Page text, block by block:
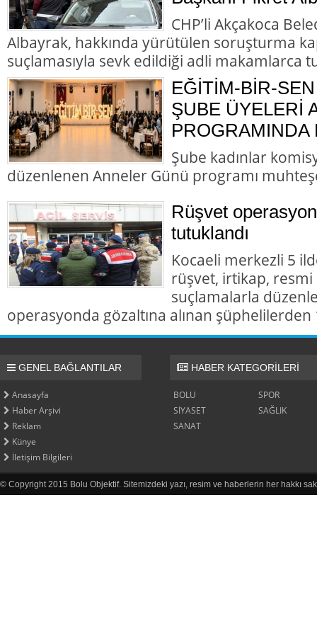
CHP’li Akçakoca
Albayrak, hakkında yürütülen soruşturma
suçlamasıyla sevk edildiği adli makamlarca
EĞİTİM-BİR-
ŞUBE ÜYELERİ
PROGRAMINDA
Şube kadınlar
düzenlenen Anneler Günü programı
Rüşvet
tutuklandı
Kocaeli merkezli 5
rüşvet, irtikap,
suçlamalarla
operasyonda gözaltına alınan
GENEL BAĞLANTILAR
Anasayfa
Haber Arşivi
Reklam
Künye
İletişim Bilgileri
HABER KATEGORİLERİ
BOLU
SPOR
SİYASET
SAĞLIK
SANAT
© Copyright 2015 Bolu Objektif. Sitemizdeki yazı, resim ve haberlerin her hakkı